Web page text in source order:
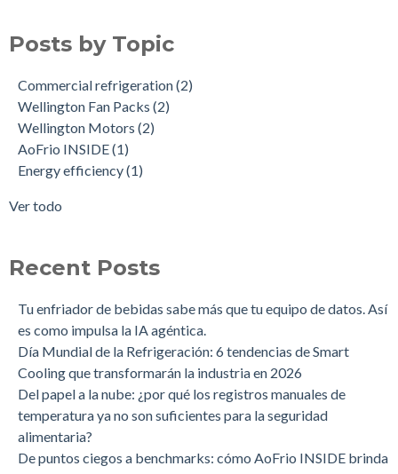
de IoT
temperatura ya no son suficientes para la seguridad
alimentaria?
Mejore la gestión de tu flota de enfriadores con soluciones de
conectividad Bluetooth o Celular
Revolucionando la refrigeración: AoFrio® INSIDE™ establece
Conociendo AoFrio: diez aspectos que definen nuestro
La evolución de AoFrio® INSIDE™: una mirada desde dentro
Una sola gama. Ocho configuraciones. Cero complicaciones.
Optimiza la gestión de tus activos de refrigeración con
AoFrio® iQ™
Desafiando barreras: Empoderando a las mujeres en el mundo
tecnológico
Wellington Motors(2)
Energy efficiency(1)
Fan Motors(1)
IOT(1)
ecosistema de IoT(1)
Posts by Topic
Commercial refrigeration(2)
Wellington Fan Packs (2)
Wellington Motors (2)
AoFrio INSIDE(1)
Energy efficiency(1)
Ver todo
Recent Posts
Tu enfriador de bebidas sabe más que tu equipo de datos. Así
es como impulsa la IA agéntica.
Día Mundial de la Refrigeración: 6 tendencias de Smart
Cooling que transformarán la industria en 2026
Del papel a la nube: ¿por qué los registros manuales de
temperatura ya no son suficientes para la seguridad
alimentaria?
De puntos ciegos a benchmarks: cómo AoFrio INSIDE brinda